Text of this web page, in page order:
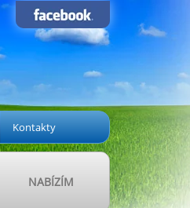
Kontakty
NABÍZÍM